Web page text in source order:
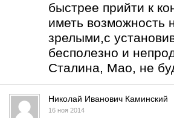
быстрее прийти к
иметь возможность
зрелыми,с
бесполезно и
Сталина, Мао, не
Николай Иванович Каминский
16 ноя 2014